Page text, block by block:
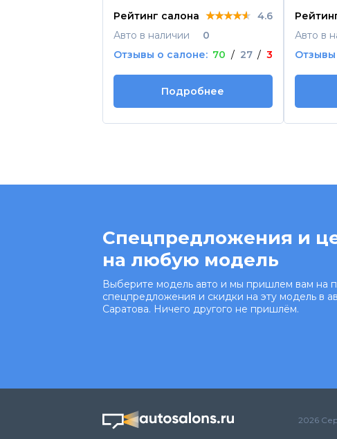
Рейтинг салона ★★★★★
★★★★★
★★★★★ 4.6
Авто в наличии
0
Отзывы о салоне: 70 / 27 / 3
Подробнее
Авто в
Отзывы
Спецпредложения и
на любую модель
Выберите модель авто и мы пришлем вам на
спецпредложения и скидки на эту модель в
Саратова. Ничего другого не пришлём.
2026